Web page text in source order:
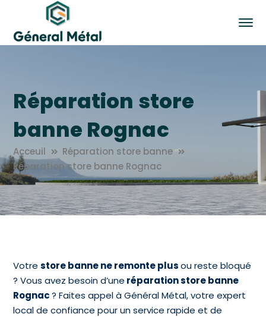
Réparation store
banne Rognac
Acceuil
Réparation store banne
Réparation store banne Rognac
Votrestore banne ne remonte plusou reste bloqué
? Vous avez besoin d’une réparation store banne
Rognac? Faites appel à Général Métal, votre expert
local de confiance pour un service rapide et de